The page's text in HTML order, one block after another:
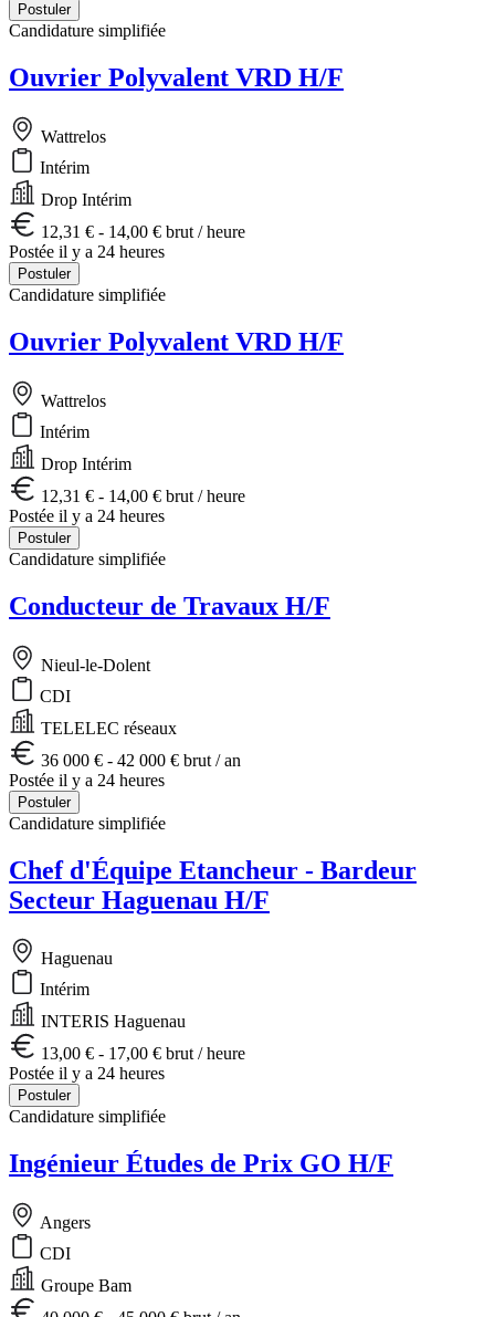
Postuler
Candidature simplifiée
Ouvrier Polyvalent VRD H/F
Wattrelos
Intérim
Drop Intérim
12,31 € - 14,00 € brut / heure
Postée il y a 24 heures
Postuler
Candidature simplifiée
Ouvrier Polyvalent VRD H/F
Wattrelos
Intérim
Drop Intérim
12,31 € - 14,00 € brut / heure
Postée il y a 24 heures
Postuler
Candidature simplifiée
Conducteur de Travaux H/F
Nieul-le-Dolent
CDI
TELELEC réseaux
36 000 € - 42 000 € brut / an
Postée il y a 24 heures
Postuler
Candidature simplifiée
Chef d'Équipe Etancheur - Bardeur
Secteur Haguenau H/F
Haguenau
Intérim
INTERIS Haguenau
13,00 € - 17,00 € brut / heure
Postée il y a 24 heures
Postuler
Candidature simplifiée
Ingénieur Études de Prix GO H/F
Angers
CDI
Groupe Bam